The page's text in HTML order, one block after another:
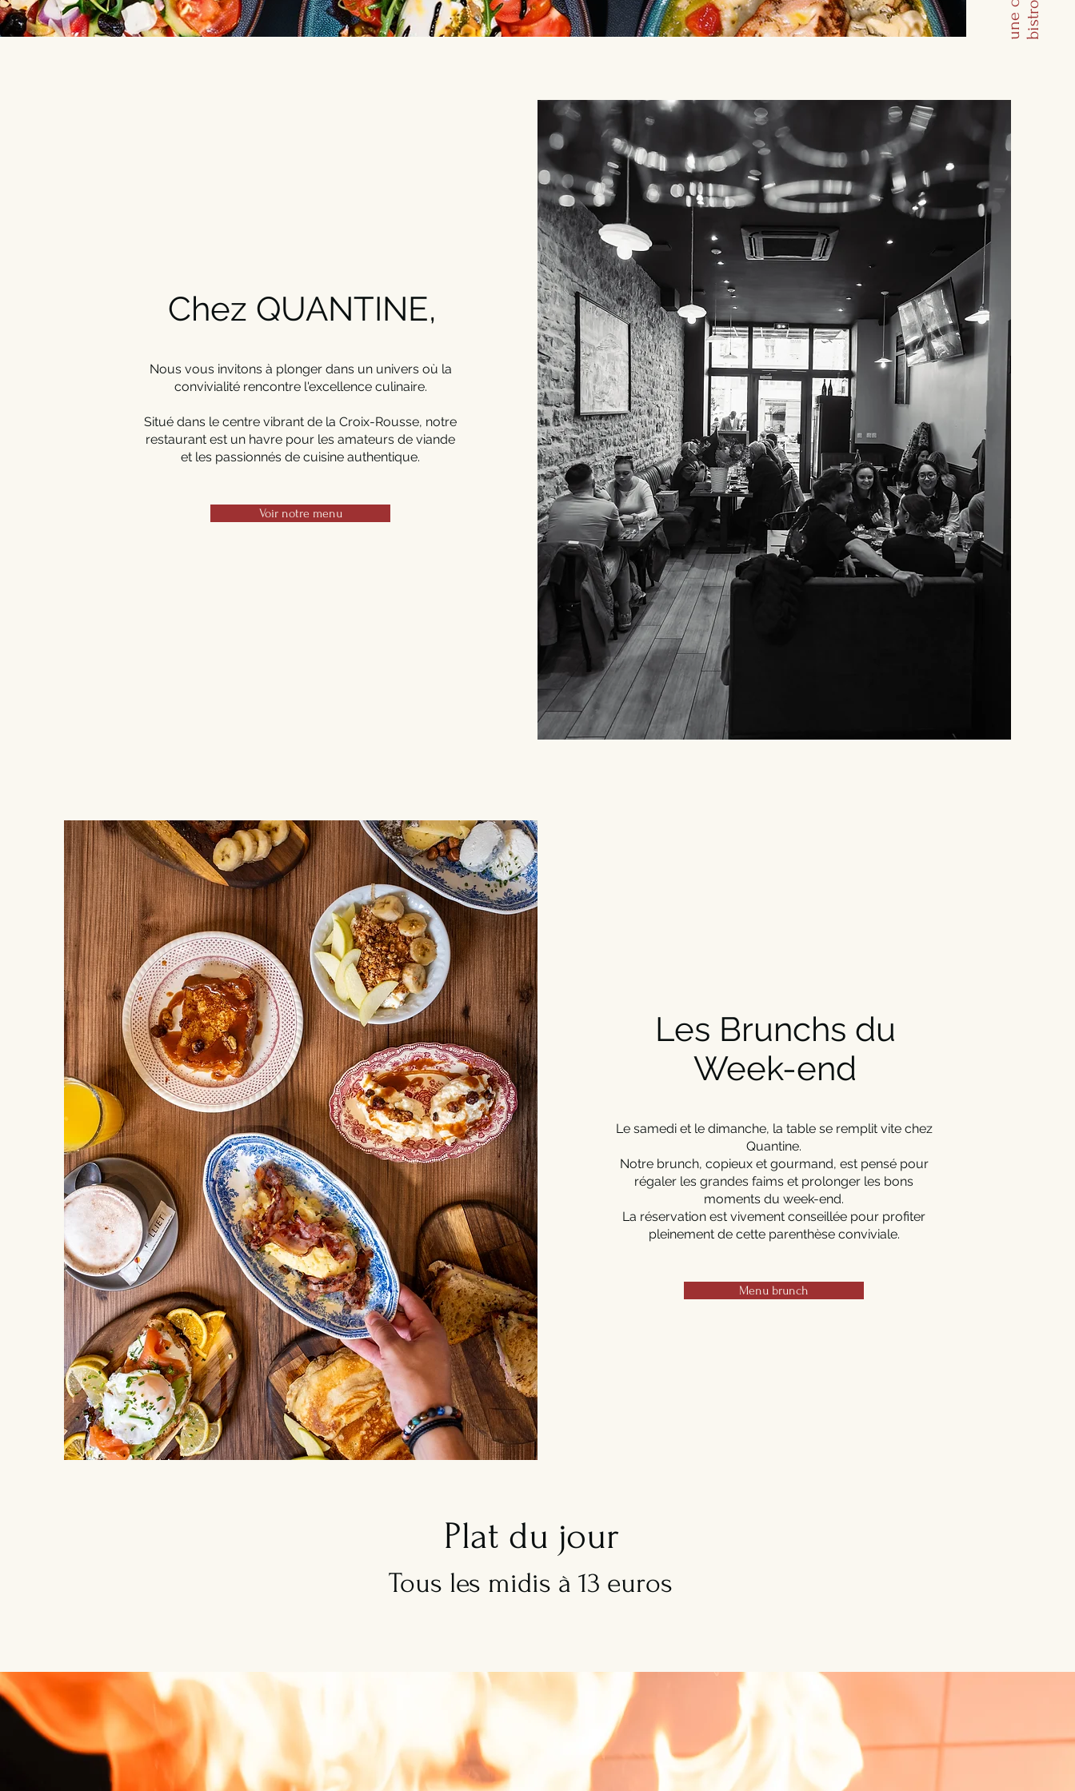
Chez QUANTINE,
Nous vous invitons à plonger dans un univers où la
convivialité rencontre l'excellence culinaire.
Situé dans le centre vibrant de la Croix-Rousse, notre
restaurant est un havre pour les amateurs de viande
et les passionnés de cuisine authentique.
Voir notre menu
Les Brunchs du
Week-end
Le samedi et le dimanche, la table se remplit vite chez
Quantine.
Notre brunch, copieux et gourmand, est pensé pour
régaler les grandes faims et prolonger les bons
moments du week-end.
La réservation est vivement conseillée pour profiter
pleinement de cette parenthèse conviviale.
Menu brunch
Plat du jour
Tous les midis à 13 euros